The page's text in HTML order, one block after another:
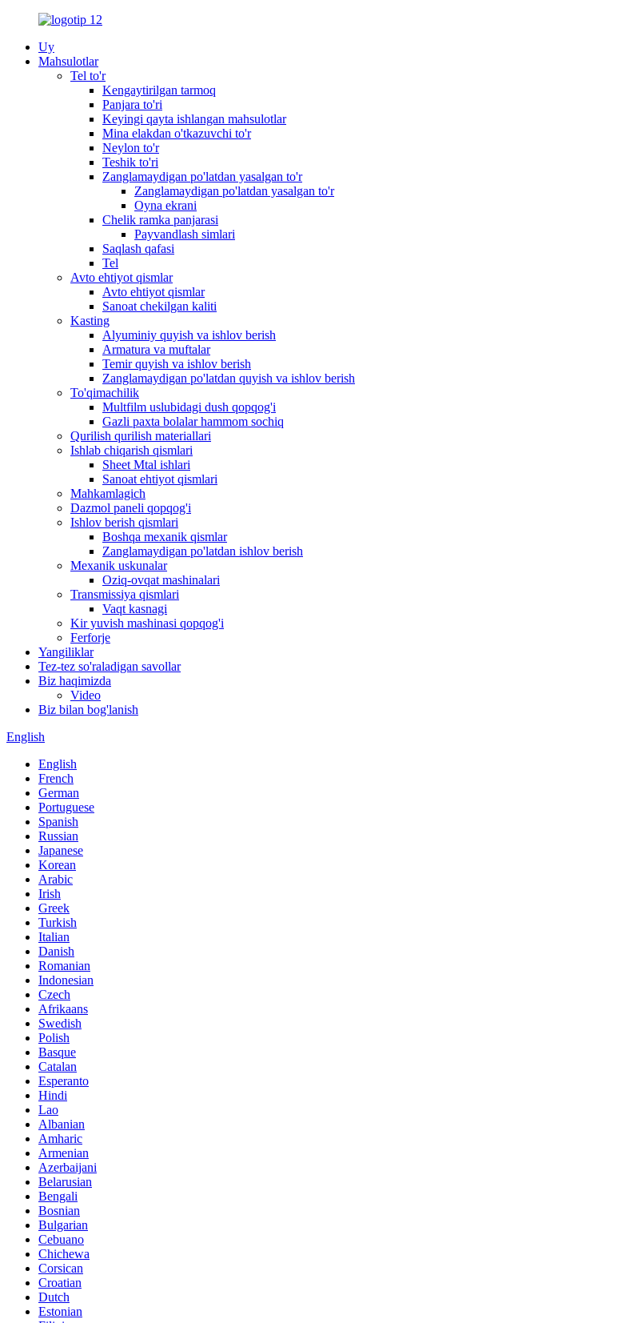
Uy
Mahsulotlar
Tel to'r
Kengaytirilgan tarmoq
Panjara to'ri
Keyingi qayta ishlangan mahsulotlar
Mina elakdan o'tkazuvchi to'r
Neylon to'r
Teshik to'ri
Zanglamaydigan po'latdan yasalgan to'r
Zanglamaydigan po'latdan yasalgan to'r
Oyna ekrani
Chelik ramka panjarasi
Payvandlash simlari
Saqlash qafasi
Tel
Avto ehtiyot qismlar
Avto ehtiyot qismlar
Sanoat chekilgan kaliti
Kasting
Alyuminiy quyish va ishlov berish
Armatura va muftalar
Temir quyish va ishlov berish
Zanglamaydigan po'latdan quyish va ishlov berish
To'qimachilik
Multfilm uslubidagi dush qopqog'i
Gazli paxta bolalar hammom sochiq
Qurilish qurilish materiallari
Ishlab chiqarish qismlari
Sheet Mtal ishlari
Sanoat ehtiyot qismlari
Mahkamlagich
Dazmol paneli qopqog'i
Ishlov berish qismlari
Boshqa mexanik qismlar
Zanglamaydigan po'latdan ishlov berish
Mexanik uskunalar
Oziq-ovqat mashinalari
Transmissiya qismlari
Vaqt kasnagi
Kir yuvish mashinasi qopqog'i
Ferforje
Yangiliklar
Tez-tez so'raladigan savollar
Biz haqimizda
Video
Biz bilan bog'lanish
English
English
French
German
Portuguese
Spanish
Russian
Japanese
Korean
Arabic
Irish
Greek
Turkish
Italian
Danish
Romanian
Indonesian
Czech
Afrikaans
Swedish
Polish
Basque
Catalan
Esperanto
Hindi
Lao
Albanian
Amharic
Armenian
Azerbaijani
Belarusian
Bengali
Bosnian
Bulgarian
Cebuano
Chichewa
Corsican
Croatian
Dutch
Estonian